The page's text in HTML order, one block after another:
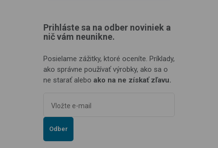
Prihláste sa na odber noviniek a
nič vám neunikne.
Posielame zážitky, ktoré oceníte. Príklady,
ako správne používať výrobky, ako sa o
ne starať alebo ako na ne získať zľavu.
Odber